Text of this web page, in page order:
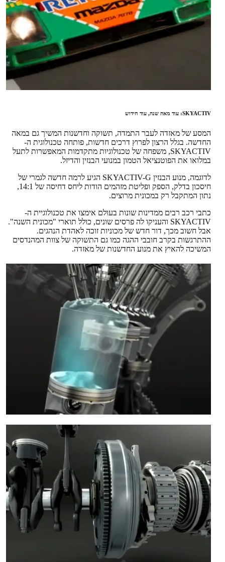
SKYACTIV: עוד מאה שנה, עוד חידוש
המסע של מאזדה לעבר התמדה, תשוקה וחדשנות המשיך גם במאה
החדשה. בגלל הרצון לפרוץ דרכים חדשות, פותחה טכנולוגית ה-
SKYACTIV, משפחה של טכנולוגיות מתקדמות המאפשרות לתעל
במלואו את הפוטנציאל הטמון במנועי הבנזין והדיזל.
לדוגמה, מנוע הבנזין SKYACTIV-G הגיע לרמה חדשה לגמרי של
חיסכון בדלק, הספק ופליטת מזהמים הודות ליחס דחיסה של 14:1,
נתון המתקבל רק במכונית מרוצים.
כתבי רכב רבים ממדינות שונות בעולם אימצו את טכנולוגיית ה-
SKYACTIV והעניקו לה פרסים שונים, כולל תוארי "מכונית השנה".
אבל חשוב מכך, דור חדש של מכוניות זוכה לאהדת הנהגים.
ההתרגשות בקרב חובבי ההגה כמו גם התשוקה של צוות המהנדסים
המשיכה להאיץ את מנוע החדשנות של מאזדה.